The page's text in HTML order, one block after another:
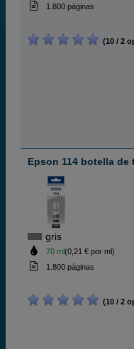
1.800 páginas
(10 / 2
Epson 114 botella de
gris
70 ml(0,21 € por ml)
1.800 páginas
(10 / 2